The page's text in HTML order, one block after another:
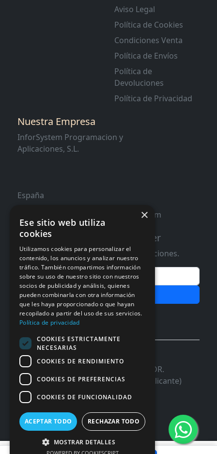
Aviso Legal
Política de Cookies
Condiciones Venta
Política de Envíos
Política de
Devoluciones
Política de Privacidad
Nuestra Empresa
InforSystem Programacion y
Aplicaciones, S.L.
España
contacto@distribucioninformatica.com
Suscribete a nuestro Newsletter
Te informaremos de ofertas y promociones.
Email
Subscribir
Aceptar Politica dePrivacidad
© 2026 InforSystem Programacion y
Aplicaciones, S.L. CIF: B54337985 | C/DR.
Marañon, 17 Local 5 | 03680 - ASPE (Alicante)
×
Ese sitio web utiliza
cookies
Utilizamos cookies para personalizar el
contenido, los anuncios y analizar nuestro
tráfico. También compartimos información
sobre su uso de nuestro sitio con nuestros
socios de publicidad y análisis, quienes
pueden combinarla con otra información
que les haya proporcionado o que hayan
recopilado a partir del uso de sus servicios.
Política de privacidad
COOKIES ESTRICTAMENTE
NECESARIAS
COOKIES DE RENDIMIENTO
COOKIES DE PREFERENCIAS
COOKIES DE FUNCIONALIDAD
ACEPTAR TODO RECHAZAR TODO
MOSTRAR DETALLES